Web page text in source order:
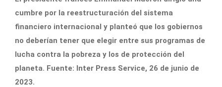
cumbre por la reestructuración del sistema
financiero internacional y planteó que los gobiernos
no deberían tener que elegir entre sus programas de
lucha contra la pobreza y los de protección del
planeta. Fuente: Inter Press Service, 26 de junio de
2023.